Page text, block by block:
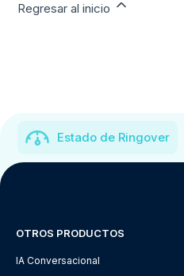
Regresar al inicio
Estado de Ringover
OTROS PRODUCTOS
IA Conversacional